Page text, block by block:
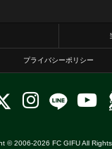
プライバシーポリシー
© 2006-2026 FC GIFU All